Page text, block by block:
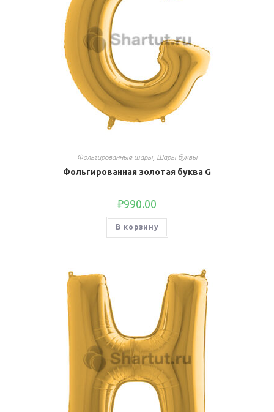
Фольгированные шары, Шары буквы
Фольгированная золотая буква G
₽990.00
В корзину